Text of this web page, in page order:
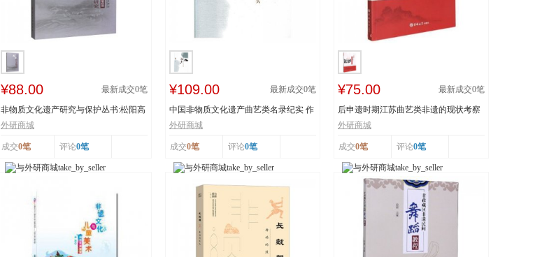
¥88.00 最新成交0笔
非物质文化遗产研究与保护丛书:松阳高
腔口述剧本的...
外研商城
成交0笔 评论0笔
¥109.00 最新成交0笔
中国非物质文化遗产曲艺类名录纪实 作
者:姜昆,董耀...
外研商城
成交0笔 评论0笔
¥75.00 最新成交0笔
后申遗时期江苏曲艺类非遗的现状考察
与活态传承 978...
外研商城
成交0笔 评论0笔